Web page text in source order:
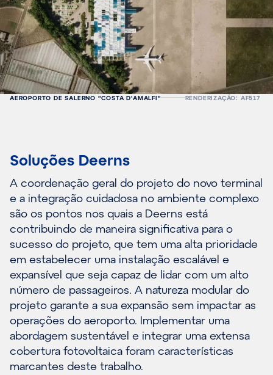
AEROPORTO DE SALERNO "COSTA D'AMALFI" RENDERIZAÇÃO: AF517
Soluções Deerns
A coordenação geral do projeto do novo terminal
e a integração cuidadosa no ambiente complexo
são os pontos nos quais a Deerns está
contribuindo de maneira significativa para o
sucesso do projeto, que tem uma alta prioridade
em estabelecer uma instalação escalável e
expansível que seja capaz de lidar com um alto
número de passageiros. A natureza modular do
projeto garante a sua expansão sem impactar as
operações do aeroporto. Implementar uma
abordagem sustentável e integrar uma extensa
cobertura fotovoltaica foram características
marcantes deste trabalho.